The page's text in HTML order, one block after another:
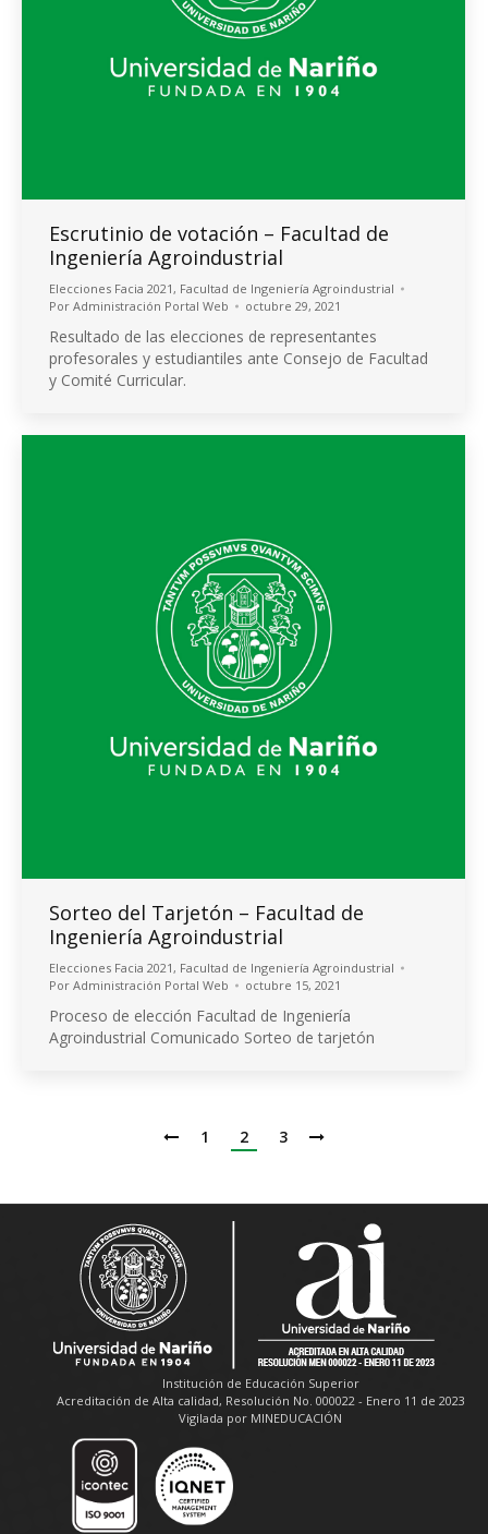
Escrutinio de votación – Facultad de
Ingeniería Agroindustrial
Elecciones Facia 2021 , Facultad de Ingeniería Agroindustrial
Por Administración Portal Web octubre 29, 2021
Resultado de las elecciones de representantes
profesorales y estudiantiles ante Consejo de Facultad
y Comité Curricular.
Sorteo del Tarjetón – Facultad de
Ingeniería Agroindustrial
Elecciones Facia 2021 , Facultad de Ingeniería Agroindustrial
Por Administración Portal Web octubre 15, 2021
Proceso de elección Facultad de Ingeniería
Agroindustrial Comunicado Sorteo de tarjetón
1 2 3
Institución de Educación Superior
Acreditación de Alta calidad, Resolución No. 000022 - Enero 11 de 2023
Vigilada por MINEDUCACIÓN